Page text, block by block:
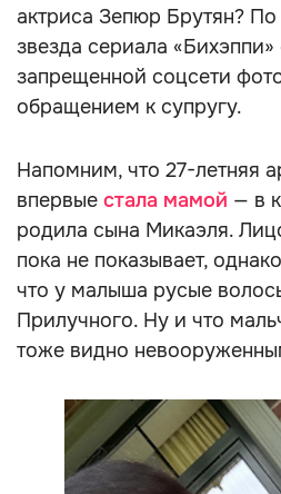
актриса Зепюр Брутян?
звезда сериала
запрещенной соцсети
обращением к супругу.
Напомним, что 27-летняя
впервые стала мамой — в
родила сына Микаэля.
пока не показывает,
что у малыша русые
Прилучного. Ну и что
тоже видно